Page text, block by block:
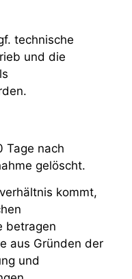
technische
und die
Tage nach
gelöscht.
kommt,
betragen
aus Gründen der
und